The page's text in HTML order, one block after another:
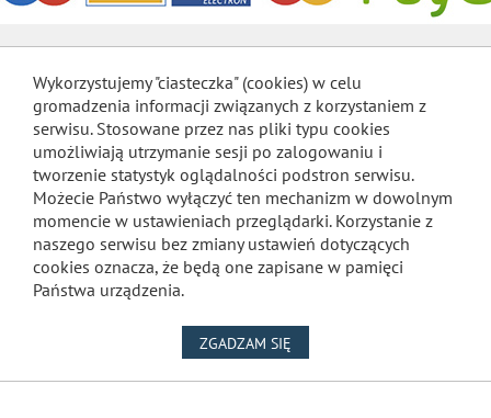
Wykorzystujemy "ciasteczka" (cookies) w celu
gromadzenia informacji związanych z korzystaniem z
serwisu. Stosowane przez nas pliki typu cookies
umożliwiają utrzymanie sesji po zalogowaniu i
tworzenie statystyk oglądalności podstron serwisu.
Możecie Państwo wyłączyć ten mechanizm w dowolnym
momencie w ustawieniach przeglądarki. Korzystanie z
naszego serwisu bez zmiany ustawień dotyczących
cookies oznacza, że będą one zapisane w pamięci
Państwa urządzenia.
ZGADZAM SIĘ